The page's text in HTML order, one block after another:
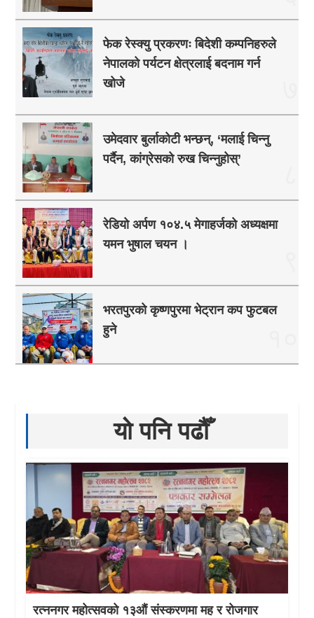
फेक रेस्क्यु प्रकरणः बिदेशी कम्पनिहरुले
नेपालको पर्यटन क्षेत्रलाई बदनाम गर्न
खोजे
उमेदवार बुर्लाकोटी भन्छन्, ‘मलाई चिन्नु
पर्दैन, कांग्रेसको रुख चिन्नुहोस्’
रेडियो अर्पण १०४.५ मेगाहर्जको अध्यक्षमा
यमन भुषाल चयन ।
भरतपुरको कृष्णपुरमा भेट्रान कप फुटबल
हुने
यो पनि पढौँ
रत्ननगर महोत्सवको १३औं संस्करणमा मह र रोजगार